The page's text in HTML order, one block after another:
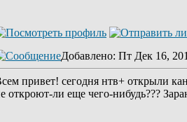
Добавлено: Пт Дек 16,
привет! сегодня нтв+ открыли
откроют-ли еще чего-нибудь???